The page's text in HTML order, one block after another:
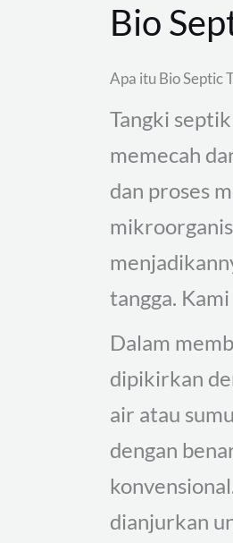
Bio
Apa itu Bio Septic
Tangki
memecah
dan proses
tangga.
Dalam
dipikirkan
air atau
dengan
dianjurkan